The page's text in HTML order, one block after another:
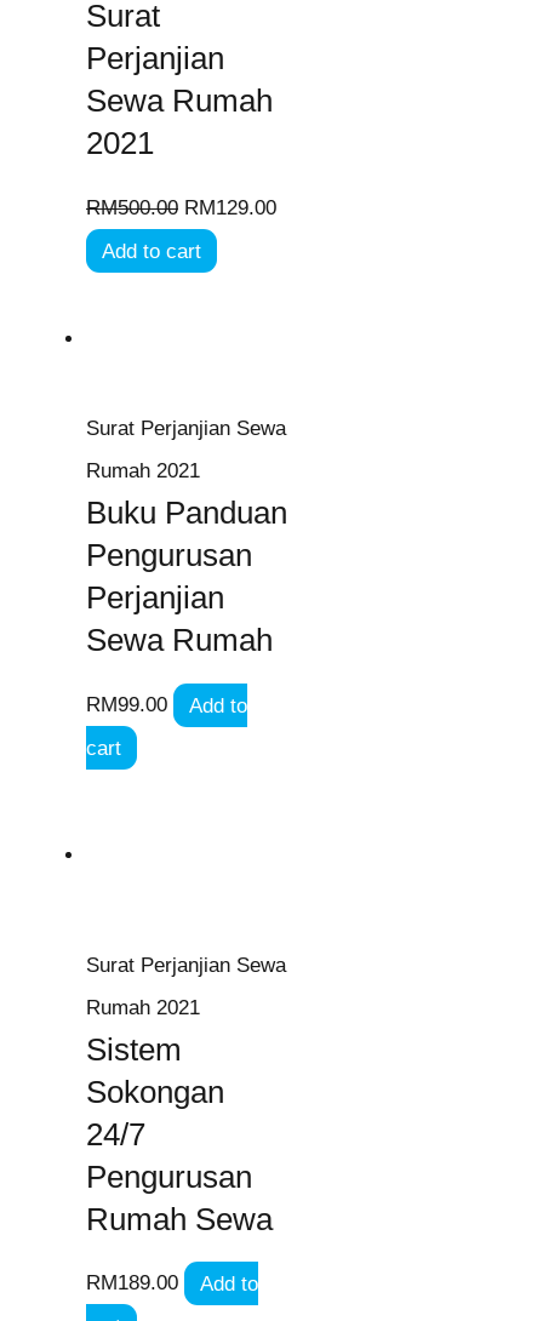
Surat
Perjanjian
Sewa Rumah
2021
RM500.00 RM129.00
Add to cart
Surat Perjanjian Sewa
Rumah 2021
Buku Panduan
Pengurusan
Perjanjian
Sewa Rumah
RM99.00
Add to
cart
Surat Perjanjian Sewa
Rumah 2021
Sistem
Sokongan
24/7
Pengurusan
Rumah Sewa
RM189.00
Add to